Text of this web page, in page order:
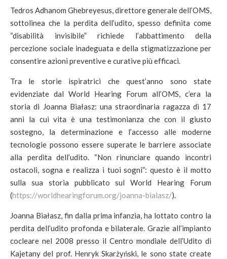
Tedros Adhanom Ghebreyesus, direttore generale dell’OMS,
sottolinea che la perdita dell’udito, spesso definita come
“disabilità invisibile” richiede l’abbattimento della
percezione sociale inadeguata e della stigmatizzazione per
consentire azioni preventive e curative più efficaci.
Tra le storie ispiratrici che quest’anno sono state
evidenziate dal World Hearing Forum all’OMS, c’era la
storia di Joanna Białasz: una straordinaria ragazza di 17
anni la cui vita è una testimonianza che con il giusto
sostegno, la determinazione e l’accesso alle moderne
tecnologie possono essere superate le barriere associate
alla perdita dell’udito. “Non rinunciare quando incontri
ostacoli, sogna e realizza i tuoi sogni”: questo è il motto
sulla sua storia pubblicato sul World Hearing Forum
(https://worldhearingforum.org/joanna-bialasz/).
Joanna Białasz, fin dalla prima infanzia, ha lottato contro la
perdita dell’udito profonda e bilaterale. Grazie all’impianto
cocleare nel 2008 presso il Centro mondiale dell’Udito di
Kajetany del prof. Henryk Skarżyński, le sono state create